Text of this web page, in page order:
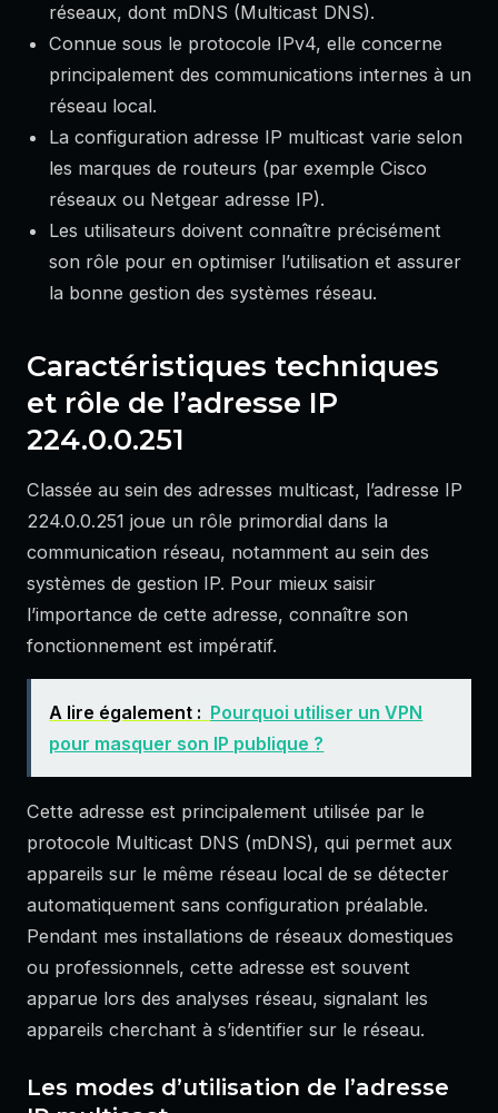
réseaux, dont mDNS (Multicast DNS).
Connue sous le protocole IPv4, elle concerne
principalement des communications internes à un
réseau local.
La configuration adresse IP multicast varie selon
les marques de routeurs (par exemple Cisco
réseaux ou Netgear adresse IP).
Les utilisateurs doivent connaître précisément
son rôle pour en optimiser l’utilisation et assurer
la bonne gestion des systèmes réseau.
Caractéristiques techniques
et rôle de l’adresse IP
224.0.0.251
Classée au sein des adresses multicast, l’adresse IP
224.0.0.251 joue un rôle primordial dans la
communication réseau, notamment au sein des
systèmes de gestion IP. Pour mieux saisir
l’importance de cette adresse, connaître son
fonctionnement est impératif.
A lire également : Pourquoi utiliser un VPN
pour masquer son IP publique ?
Cette adresse est principalement utilisée par le
protocole Multicast DNS (mDNS), qui permet aux
appareils sur le même réseau local de se détecter
automatiquement sans configuration préalable.
Pendant mes installations de réseaux domestiques
ou professionnels, cette adresse est souvent
apparue lors des analyses réseau, signalant les
appareils cherchant à s’identifier sur le réseau.
Les modes d’utilisation de l’adresse